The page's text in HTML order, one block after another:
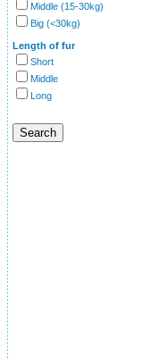
Middle (15-30kg)
Big (<30kg)
Length of fur
Short
Middle
Long